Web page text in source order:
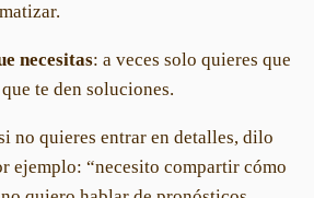
necesitas: a veces solo quieres que
te den soluciones.
no quieres entrar en detalles, dilo
ejemplo: “necesito compartir cómo